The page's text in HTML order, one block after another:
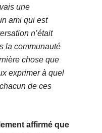
une
ami qui est
n’était
la communauté
chose que
exprimer à quel
de ces
affirmé que